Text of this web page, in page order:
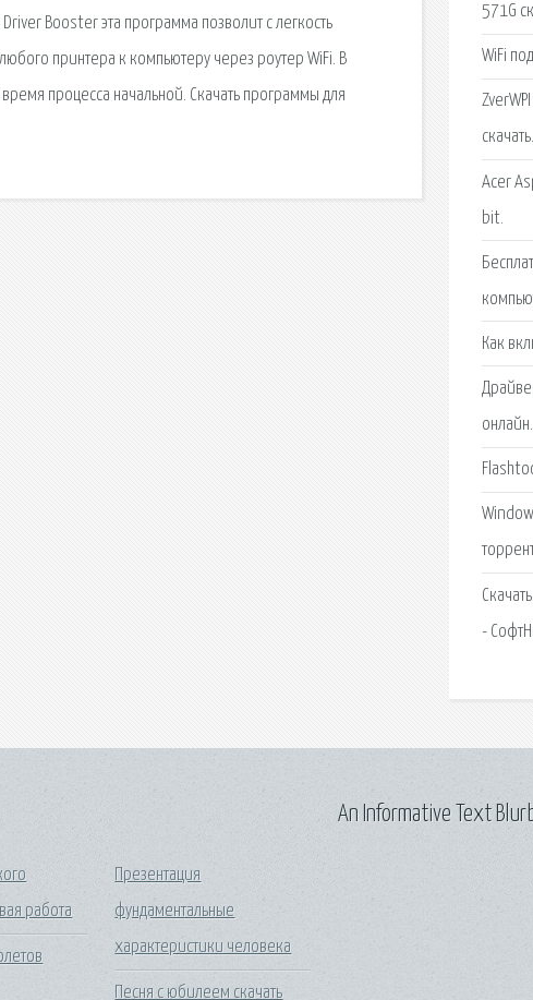
Booster эта программа позволит с легкость
принтера к компьютеру через роутер WiFi. В
процесса начальной. Скачать программы для
571G
WiFi
скачать.
Acer
bit.
Как
онлайн.
-
работа
Презентация
фундаментальные
характеристики человека
Песня с юбилеем скачать
An Informative Text